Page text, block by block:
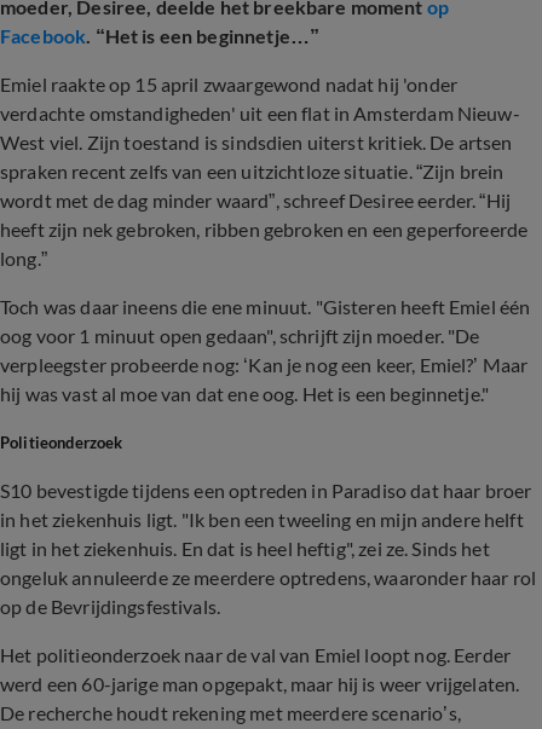
moeder, Desiree, deelde het breekbare moment op
Facebook. “Het is een beginnetje…”
Emiel raakte op 15 april zwaargewond nadat hij 'onder
verdachte omstandigheden' uit een flat in Amsterdam Nieuw-
West viel. Zijn toestand is sindsdien uiterst kritiek. De artsen
spraken recent zelfs van een uitzichtloze situatie. “Zijn brein
wordt met de dag minder waard”, schreef Desiree eerder. “Hij
heeft zijn nek gebroken, ribben gebroken en een geperforeerde
long.”
Toch was daar ineens die ene minuut. "Gisteren heeft Emiel één
oog voor 1 minuut open gedaan", schrijft zijn moeder. "De
verpleegster probeerde nog: ‘Kan je nog een keer, Emiel?’ Maar
hij was vast al moe van dat ene oog. Het is een beginnetje."
Politieonderzoek
S10 bevestigde tijdens een optreden in Paradiso dat haar broer
in het ziekenhuis ligt. "Ik ben een tweeling en mijn andere helft
ligt in het ziekenhuis. En dat is heel heftig", zei ze. Sinds het
ongeluk annuleerde ze meerdere optredens, waaronder haar rol
op de Bevrijdingsfestivals.
Het politieonderzoek naar de val van Emiel loopt nog. Eerder
werd een 60-jarige man opgepakt, maar hij is weer vrijgelaten.
De recherche houdt rekening met meerdere scenario’s,